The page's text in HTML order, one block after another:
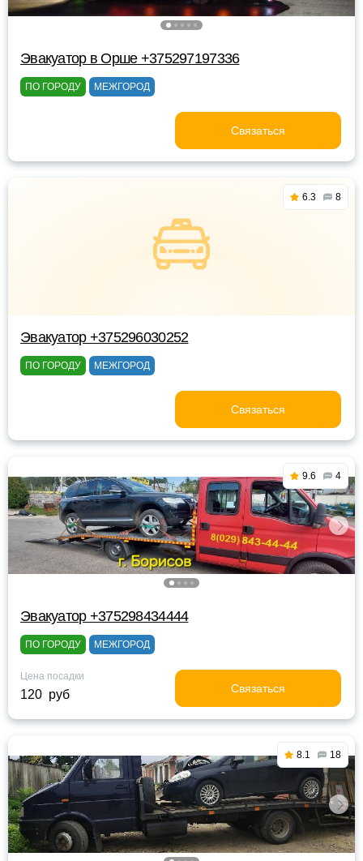
Эвакуатор в Орше +375297197336
ПО ГОРОДУ МЕЖГОРОД
Связаться
6.3 8
Эвакуатор +375296030252
ПО ГОРОДУ МЕЖГОРОД
Связаться
9.6 4
Эвакуатор +375298434444
ПО ГОРОДУ МЕЖГОРОД
Цена посадки
120 руб Связаться
8.1 18